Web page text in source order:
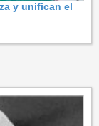
y unifican el